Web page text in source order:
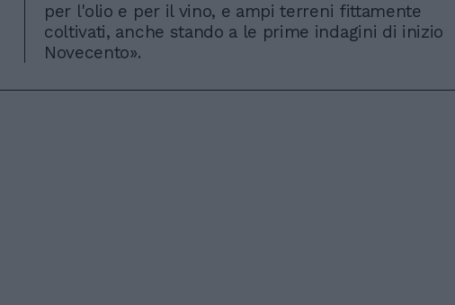
per l'olio e per il vino, e ampi terreni fittamente
coltivati, anche stando a le prime indagini di inizio
Novecento».